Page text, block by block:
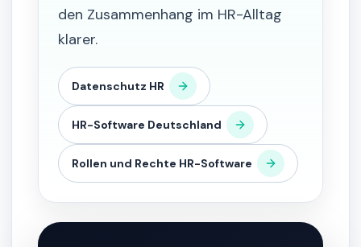
den Zusammenhang im HR-Alltag
klarer.
Datenschutz HR
HR-Software Deutschland
Rollen und Rechte HR-Software